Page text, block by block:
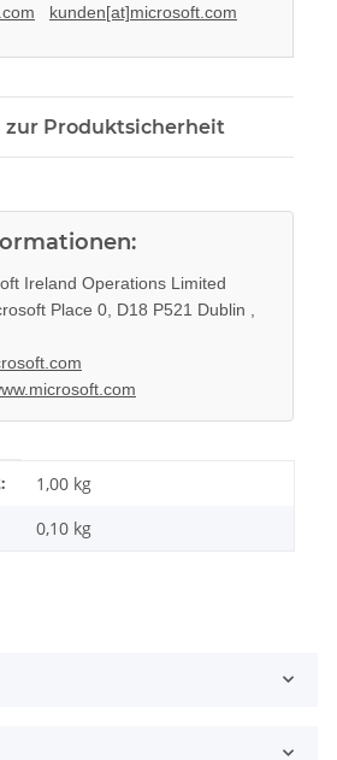
kunden[at]microsoft.com
zur Produktsicherheit
Ireland Operations Limited
Place 0, D18 P521 Dublin ,
1,00 kg
0,10 kg